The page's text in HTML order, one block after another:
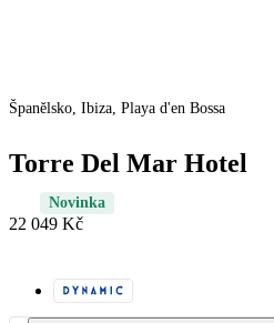
Španělsko, Ibiza, Playa d'en Bossa
Torre Del Mar Hotel
Novinka
22 049 Kč